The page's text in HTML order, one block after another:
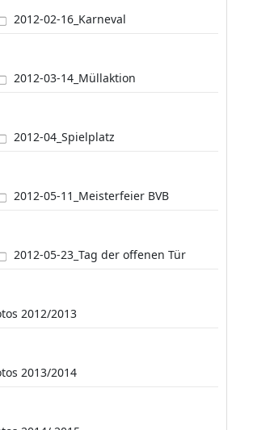
2012-02-16_Karneval
2012-03-14_Müllaktion
2012-04_Spielplatz
2012-05-11_Meisterfeier BVB
2012-05-23_Tag der offenen Tür
2012/2013
2013/2014